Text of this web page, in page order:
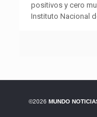
positivos y cero
Instituto Nacional
©2026 MUNDO